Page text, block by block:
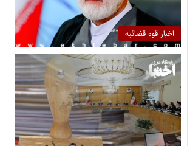
اخبار قوه قضائیه